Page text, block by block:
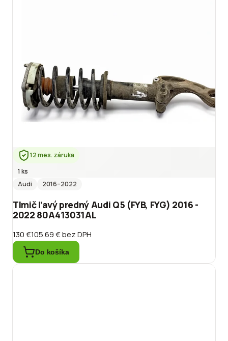
12 mes. záruka
1 ks
Audi
2016–2022
Tlmič ľavý predný Audi Q5 (FYB, FYG) 2016 -
2022 80A413031AL
130 €105.69 €bez DPH
Do košíka